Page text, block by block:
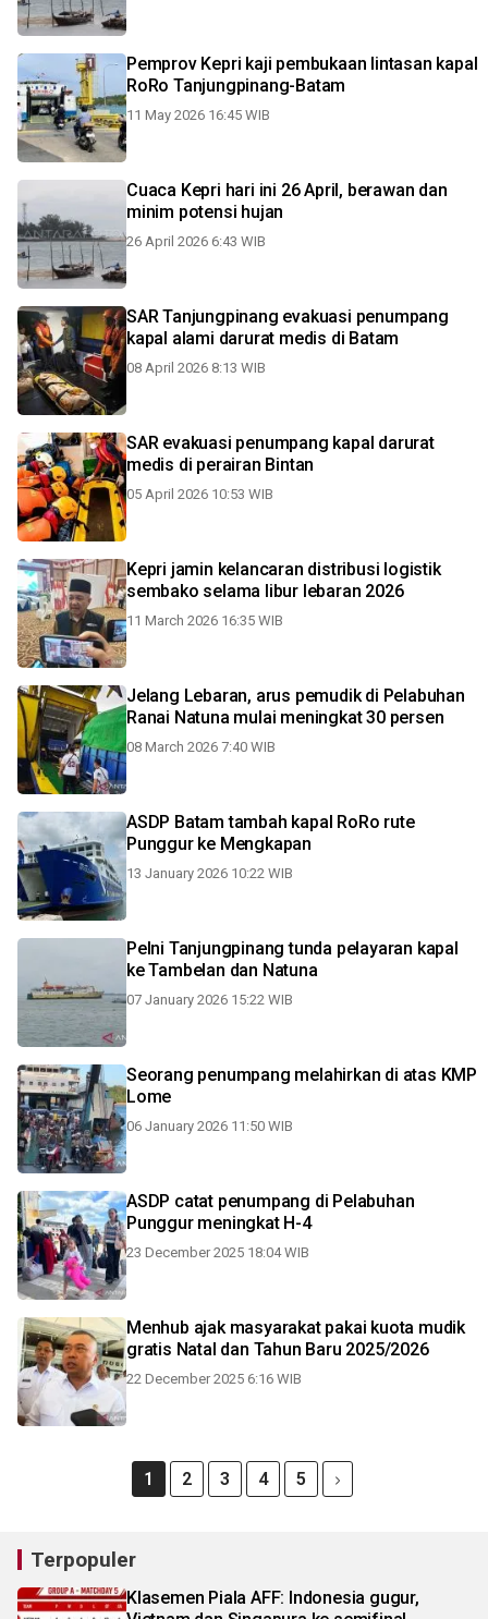
Pemprov Kepri kaji pembukaan lintasan kapal
RoRo Tanjungpinang-Batam
11 May 2026 16:45 WIB
Cuaca Kepri hari ini 26 April, berawan dan
minim potensi hujan
26 April 2026 6:43 WIB
SAR Tanjungpinang evakuasi penumpang
kapal alami darurat medis di Batam
08 April 2026 8:13 WIB
SAR evakuasi penumpang kapal darurat
medis di perairan Bintan
05 April 2026 10:53 WIB
Kepri jamin kelancaran distribusi logistik
sembako selama libur lebaran 2026
11 March 2026 16:35 WIB
Jelang Lebaran, arus pemudik di Pelabuhan
Ranai Natuna mulai meningkat 30 persen
08 March 2026 7:40 WIB
ASDP Batam tambah kapal RoRo rute
Punggur ke Mengkapan
13 January 2026 10:22 WIB
Pelni Tanjungpinang tunda pelayaran kapal
ke Tambelan dan Natuna
07 January 2026 15:22 WIB
Seorang penumpang melahirkan di atas KMP
Lome
06 January 2026 11:50 WIB
ASDP catat penumpang di Pelabuhan
Punggur meningkat H-4
23 December 2025 18:04 WIB
Menhub ajak masyarakat pakai kuota mudik
gratis Natal dan Tahun Baru 2025/2026
22 December 2025 6:16 WIB
1 2 3 4 5
Terpopuler
Klasemen Piala AFF: Indonesia gugur,